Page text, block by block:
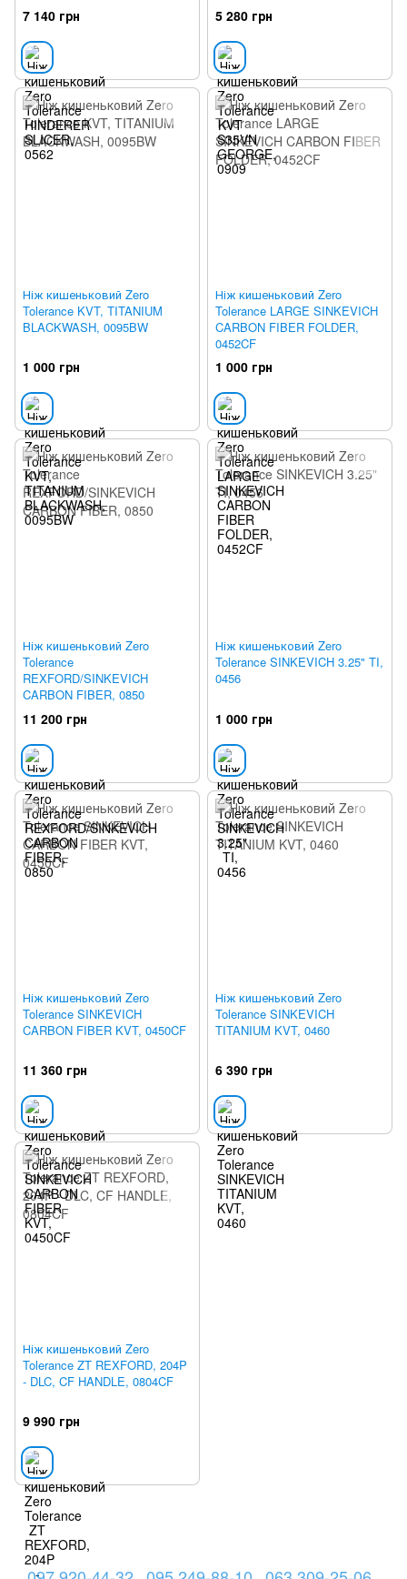
7 140 грн 5 280 грн
Ніж кишеньковий Zero
Tolerance KVT, TITANIUM
BLACKWASH, 0095BW
1 000 грн
Ніж кишеньковий Zero
Tolerance LARGE SINKEVICH
CARBON FIBER FOLDER,
0452CF
1 000 грн
Ніж кишеньковий Zero
Tolerance
REXFORD/SINKEVICH
CARBON FIBER, 0850
11 200 грн
Ніж кишеньковий Zero
Tolerance SINKEVICH 3.25" TI,
0456
1 000 грн
Ніж кишеньковий Zero
Tolerance SINKEVICH
CARBON FIBER KVT, 0450CF
11 360 грн
Ніж кишеньковий Zero
Tolerance SINKEVICH
TITANIUM KVT, 0460
6 390 грн
Ніж кишеньковий Zero
Tolerance ZT REXFORD, 204P
- DLC, CF HANDLE, 0804CF
9 990 грн